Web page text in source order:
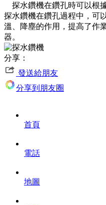
探水鑽機在鑽孔時可以根
探水鑽機在鑽孔過程中，可
溫、降塵的作用，提高了作
器。
分享：
發送給朋友
分享到朋友圈
首頁
電話
地圖